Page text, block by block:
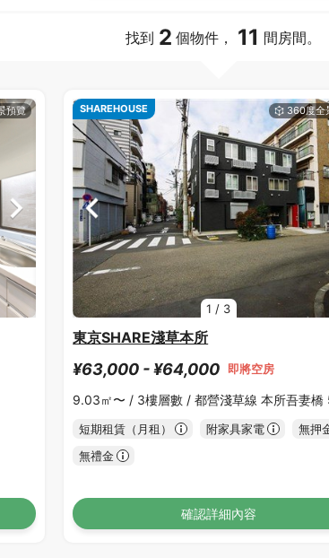
找到 2 個物件， 11 間房間。
1 / 3
SHAREHOUSE
東京SHARE淺草本所
¥63,000 - ¥64,000 即將空房
9.03㎡〜 / 3樓層數 /都營淺草線 本所吾妻橋
短期租賃（月租） 附家具家電
無押
無禮金
確認詳細內容